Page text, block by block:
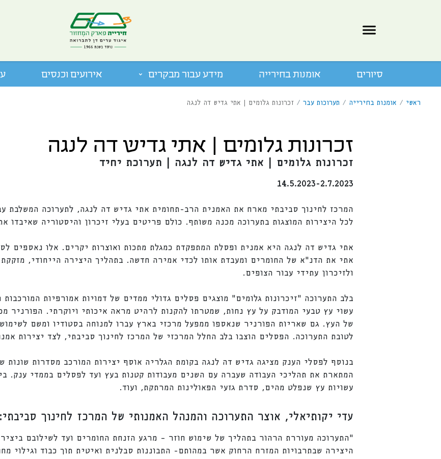
סיורים אומנות בחירייה מידע עבור מבקרים אירועים וכנסים
ראשי / אומנות בחירייה / תערוכות עבר / זכרונות גלומים | אתי גדיש דה לנגה
זכרונות גלומים | אתי גדיש דה לנגה
זכרונות גלומים | אתי גדיש דה לנגה | תערוכת יחיד
14.5.2023-2.7.2023
המרכז לחינוך סביבתי מארח את האמנית הרב-תחומית אתי גדיש דה לנגה, לתערוכה המשלבת
לכל היצירות המוצגות בתערוכה מכנה משותף. כולם פריטים בעלי זיכרון והיסטוריה שאיבדו
אתי גדיש דה לנגה היא אמנית ופסלת המתפקדת כמגלת מתכות ואוצרות יקרים. אלו נאספים
אתי את הדנ"א של החומרים ומעבדת אותו לכדי אמירה חדשה. בתהליך היצירה הייחודי,
ולזיכרון עתידי עבור הצופים.
בלב התערוכה "זיכרונות גלומים" מוצגים פסלים גדולי ממדים של דמויות אמורפיות
עשוי עץ טבעי המודבק על עץ נחות, שמטרתו להקנות לרהיט מראה איכותי ויוקרתי. הפורניר
של העץ. גם שאריות הפורניר שנאספו ממפעל מרכזי בארץ עברו למנוחה בסטודיו ומשם
לטובת התערוכה. הפסלים הוצבו בלב החלל המרכזי של המרכז לחינוך סביבתי, לצד יצירות
בנוסף לפסלי הענק מציגה גדיש דה לנגה בקומת הגלריה אוסף יצירות המורכב מסדרות שונות
המתארת את תהליכי העבודה שעברה עם השנים מעבודות קטנות בעץ ועד לפסלים בממדי ענק.
עשויות עץ שנפלט מהים, סדרת גזעי הפאולינות המרתקת, ועוד.
עדי יקותיאלי, אוצר התערוכה והמנהל האמנותי של המרכז לחינוך סביבתי:
"התערוכה מעוררת הרהור בתהליך של שימוש חוזר – מרגע הזנחת החומרים ועד לשילובם
היצירה שבתרבויות המזרח הרחוק אשר במהותם- התבוננות סבלנית ואיטית תוך כבוד וגילוי